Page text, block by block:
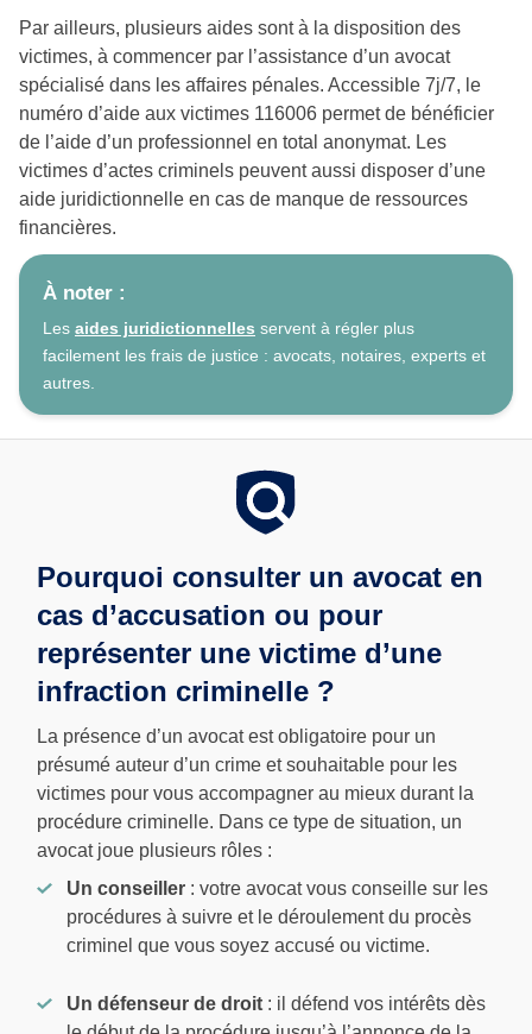
Par ailleurs, plusieurs aides sont à la disposition des
victimes, à commencer par l’assistance d’un avocat
spécialisé dans les affaires pénales. Accessible 7j/7, le
numéro d’aide aux victimes 116006 permet de bénéficier
de l’aide d’un professionnel en total anonymat. Les
victimes d’actes criminels peuvent aussi disposer d’une
aide juridictionnelle en cas de manque de ressources
financières.
À noter :
Les aides juridictionnelles servent à régler plus
facilement les frais de justice : avocats, notaires, experts et
autres.
Pourquoi consulter un avocat en
cas d’accusation ou pour
représenter une victime d’une
infraction criminelle ?
La présence d’un avocat est obligatoire pour un
présumé auteur d’un crime et souhaitable pour les
victimes pour vous accompagner au mieux durant la
procédure criminelle. Dans ce type de situation, un
avocat joue plusieurs rôles :
Un conseiller : votre avocat vous conseille sur les
procédures à suivre et le déroulement du procès
criminel que vous soyez accusé ou victime.
Un défenseur de droit : il défend vos intérêts dès